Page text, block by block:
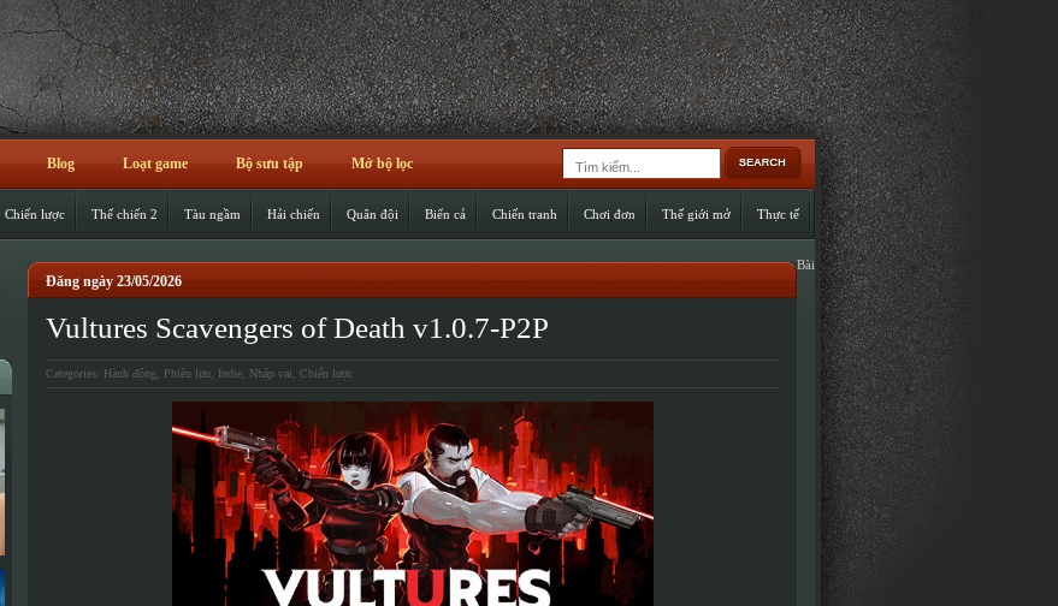
Blog Loạt game Bộ sưu tập Mở bộ lọc
Chiến lược Thế chiến 2 Tàu ngầm Hải chiến Quân đội Biển cả Chiến tranh Chơi đơn Thế giới mở Thực tế
Đăng ngày 23/05/2026
Vultures Scavengers of Death v1.0.7-P2P
Categories: Hành động Phiêu lưu Indie Nhập vai Chiến lược
Bài